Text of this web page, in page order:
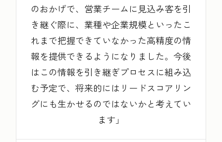
のおかげで、営業チームに見込み客を引
き継ぐ際に、業種や企業規模といったこ
れまで把握できていなかった高精度の情
報を提供できるようになりました。今後
はこの情報を引き継ぎプロセスに組み込
む予定で、将来的にはリードスコアリン
グにも生かせるのではないかと考えてい
ます